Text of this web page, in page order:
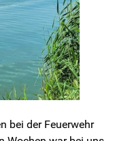
bei der Feuerwehr